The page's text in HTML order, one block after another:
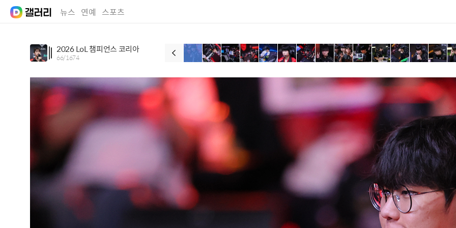
뉴스 연예 스포츠
2026 LoL 챔피언스 코리아
66/1674